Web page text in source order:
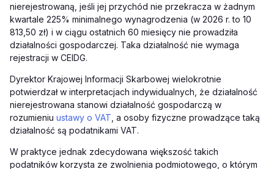
nierejestrowaną, jeśli jej przychód nie przekracza w żadnym
kwartale 225% minimalnego wynagrodzenia (w 2026 r. to 10
813,50 zł) i w ciągu ostatnich 60 miesięcy nie prowadziła
działalności gospodarczej. Taka działalność nie wymaga
rejestracji w CEIDG.
Dyrektor Krajowej Informacji Skarbowej wielokrotnie
potwierdzał w interpretacjach indywidualnych, że działalność
nierejestrowana stanowi działalność gospodarczą w
rozumieniu ustawy o VAT , a osoby fizyczne prowadzące taką
działalność są podatnikami VAT.
W praktyce jednak zdecydowana większość takich
podatników korzysta ze zwolnienia podmiotowego, o którym